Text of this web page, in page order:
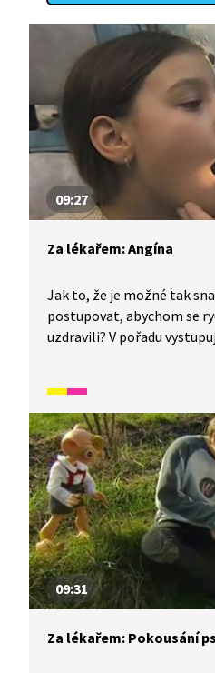
09:27
Za lékařem: Angína
Jak to, že je možné tak
postupovat, abychom se
uzdravili? V pořadu
09:31
Za lékařem: Pokousání